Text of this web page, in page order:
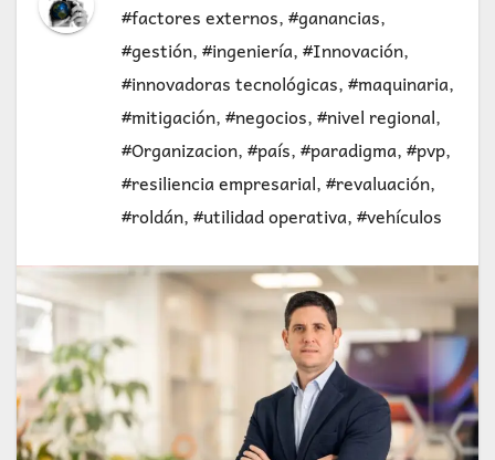
#factores externos,#ganancias,
#gestión,#ingeniería,#Innovación,
#innovadoras tecnológicas,#maquinaria,
#mitigación,#negocios,#nivel regional,
#Organizacion,#país,#paradigma,#pvp,
#resiliencia empresarial,#revaluación,
#roldán,#utilidad operativa,#vehículos